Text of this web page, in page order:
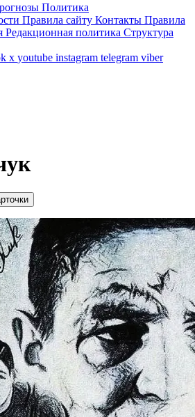
Политика
Правила сайту Контакты Правила
Редакционная политика Структура
x youtube instagram telegram viber